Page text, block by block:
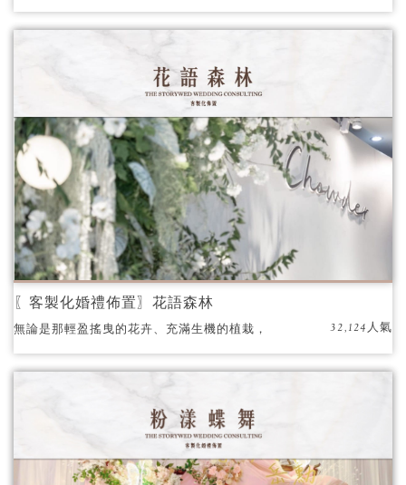
是獨一無二的呈現。
〖客製化婚禮佈置〗花語森林
無論是那輕盈搖曳的花卉、充滿生機的植栽，
還是溫柔閃爍的燈光，都在訴說著愛情最本真
的模樣。
32,124人氣